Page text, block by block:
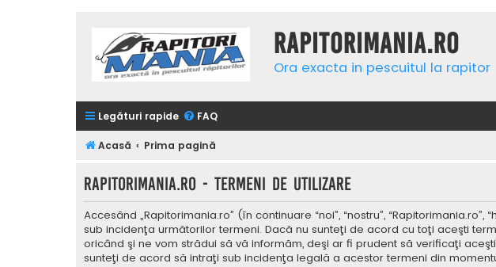
Rapitorimania.ro
Ora exacta in pescuitul la rapitor
Legături rapide FAQ
Acasă Prima pagină
Rapitorimania.ro - Termeni de utilizare
Accesând „Rapitorimania.ro” (în continuare “noi”, “nostru”,
sub incidenţa următorilor termeni. Dacă nu sunteţi de acord cu toţi aceşti
oricând şi ne vom strădui să vă informăm, deşi ar fi prudent să verificaţi
sunteţi de acord să intraţi sub incidenţa legală a acestor termeni din